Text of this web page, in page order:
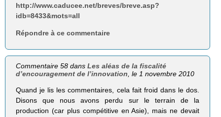
http://www.caducee.net/breves/breve.asp?
idb=8433&mots=all
Répondre à ce commentaire
Commentaire 58 dansLes aléas de la fiscalité
d’encouragement de l’innovation, le 1 novembre 2010
Quand je lis les commentaires, cela fait froid dans le dos.
Disons que nous avons perdu sur le terrain de la
production (car plus compétitive en Asie), mais ne devait